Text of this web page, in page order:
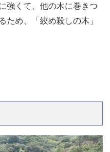
強くて、他の木に巻きつ
ため、「絞め殺しの木」